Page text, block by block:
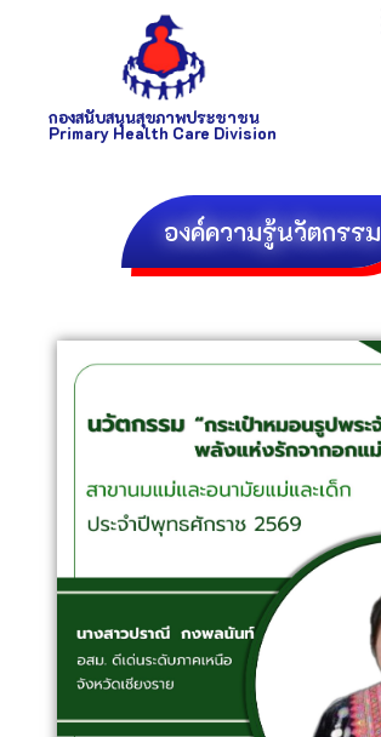
กองสนับสนุนสุขภาพประชาชน
Primary Health Care Division
องค์ความรู้นวัตกรรม